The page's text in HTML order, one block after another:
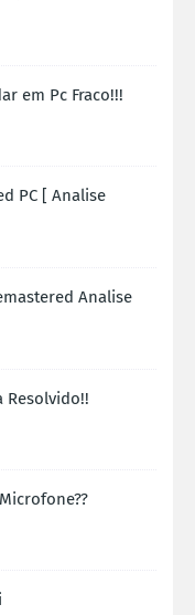
em Pc Fraco!!!
PC [ Analise
Analise
Resolvido!!